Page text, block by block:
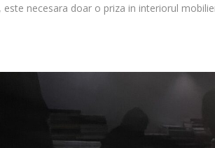
necesara doar o priza in interiorul